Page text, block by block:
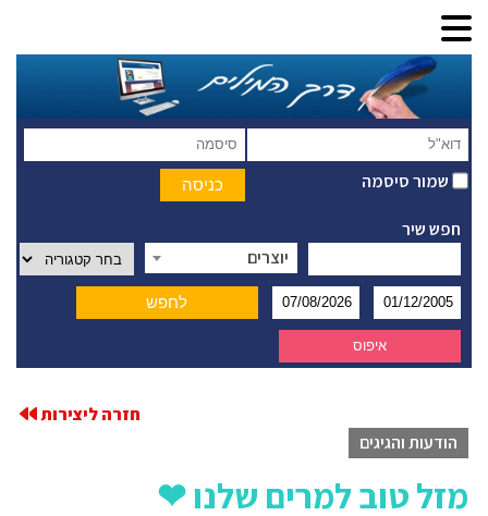
שמור סיסמה
חפש שיר
יוצרים
חזרה ליצירות
הודעות והגיגים
מזל טוב למרים שלנו ❤